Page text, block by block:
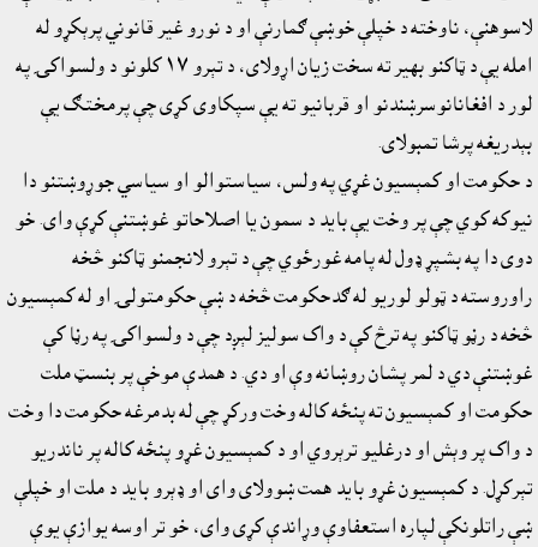
لاسوهنې، ناوخته د خپلې خوښې ګمارنې او د نورو غير قانوني پرېکړو له
امله يې د ټاکنو بهير ته سخت زيان اړولاى، د تېرو ١٧ کلونو د ولسواکۍ په
لور د افغانانوسرښندنو او قربانيو ته يې سپکاوى کړى چې پرمختګ يې
بېدريغه پرشا تمبولاى.
د حکومت او کمېسيون غړي په ولس، سياستوالو او سياسي جوړوښتنو دا
نيوکه کوي چې پر وخت يې بايد د سمون يا اصلاحاتو غوښتنې کړې واى. خو
دوى دا په بشپړ ډول له پامه غورځوي چې د تېرو لانجمنو ټاکنو څخه
راوروسته د ټولو لوريو له ګدحکومت څخه د ښې حکومتولۍ او له کمېسيون
څخه د رڼو ټاکنو په ترڅ کې د واک سوليز لېږد چې د ولسواکۍ په رڼا کې
غوښتنې دي د لمر پشان روښانه وې او دي. د همدې موخې پر بنسټ ملت
حکومت او کمېسيون ته پنځه کاله وخت ورکړ چې له بدمرغه حکومت دا وخت
د واک پر وېش او درغليو ترېروي او د کمېسيون غړو پنځه کاله پر ناندريو
تېرکړل. د کمېسيون غړو بايد همت ښوولاى واى او ډېرو بايد د ملت او خپلې
ښې راتلونکې لپاره استعفاوې وړاندې کړى واى، خو تر اوسه يوازې يوې